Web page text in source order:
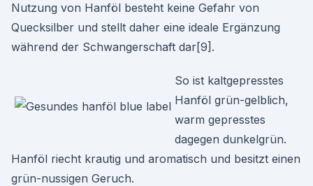
Nutzung von Hanföl besteht keine Gefahr von
Quecksilber und stellt daher eine ideale Ergänzung
während der Schwangerschaft dar[9].
So ist kaltgepresstes
Hanföl grün-gelblich,
warm gepresstes
dagegen dunkelgrün.
Hanföl riecht krautig und aromatisch und besitzt einen
grün-nussigen Geruch.